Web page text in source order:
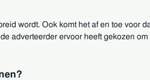
wordt. Ook komt het af en toe voor
adverteerder ervoor heeft gekozen